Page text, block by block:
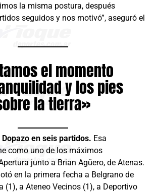
la misma postura, después
seguidos y nos motivó”, aseguró el
el momento
y los pies
la tierra»
en seis partidos. Esa
como uno de los máximos
junto a Brian Agüero, de Atenas.
en la primera fecha a Belgrano de
(1), a Ateneo Vecinos (1), a Deportivo